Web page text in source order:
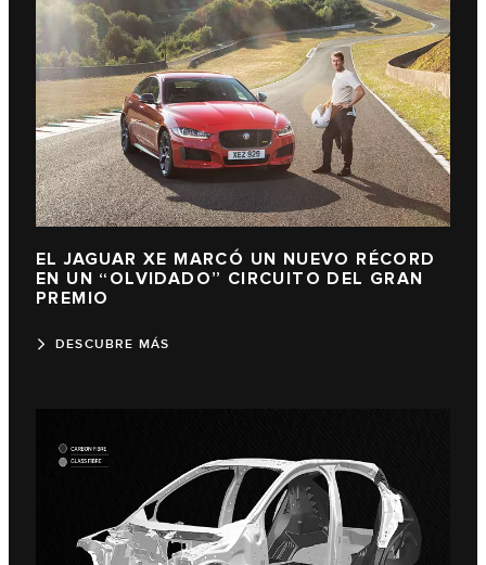
EL JAGUAR XE MARCÓ UN NUEVO RÉCORD
EN UN “OLVIDADO” CIRCUITO DEL GRAN
PREMIO
DESCUBRE MÁS